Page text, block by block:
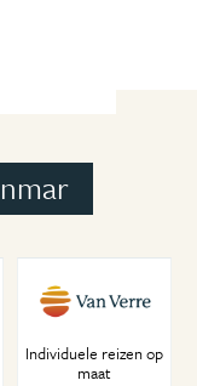
Individuele reizen op
maat